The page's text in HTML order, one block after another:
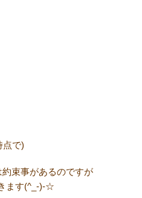
点で)
束事があるのですが
ます(^_-)-☆